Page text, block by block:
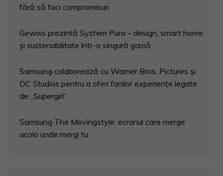
fără să faci compromisuri
Gewiss prezintă System Pura – design, smart home
și sustenabilitate într-o singură gamă
Samsung colaborează cu Warner Bros. Pictures și
DC Studios pentru a oferi fanilor experiențe legate
de „Supergirl”
Samsung The Movingstyle: ecranul care merge
acolo unde mergi tu